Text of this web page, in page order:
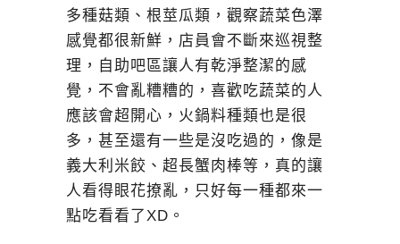
多種菇類、根莖瓜類，觀察蔬菜色澤
感覺都很新鮮，店員會不斷來巡視整
理，自助吧區讓人有乾淨整潔的感
覺，不會亂糟糟的，喜歡吃蔬菜的人
應該會超開心，火鍋料種類也是很
多，甚至還有一些是沒吃過的，像是
義大利米餃、超長蟹肉棒等，真的讓
人看得眼花撩亂，只好每一種都來一
點吃看看了XD。